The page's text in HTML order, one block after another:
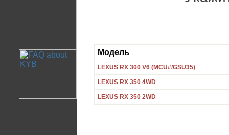
Модель
LEXUS RX 300 V6 (MCU#/GSU35)
LEXUS RX 350 4WD
LEXUS RX 350 2WD